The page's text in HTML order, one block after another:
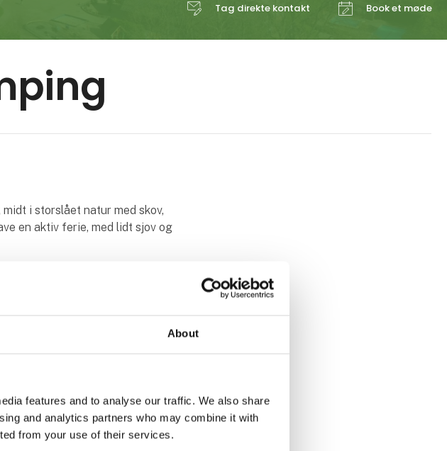
About
features and to analyse our traffic. We also share
and analytics partners who may combine it with
from your use of their services.
Tag direkte kontakt Book et møde
i storslået natur med skov,
en aktiv ferie, med lidt sjov og
med bløde bakker og
Trænger de til at blive kølet lidt af,
I kan også købe en dejlig is eller